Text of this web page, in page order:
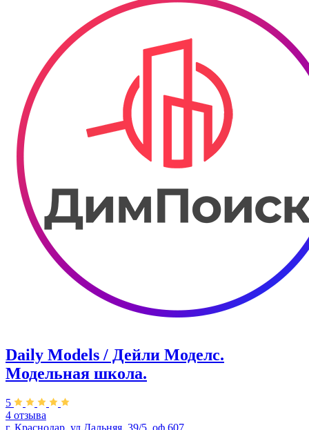
Daily Models / Дейли Моделс.
Модельная школа.
5
4 отзыва
г. Краснодар, ул.Дальняя, 39/5, оф.607